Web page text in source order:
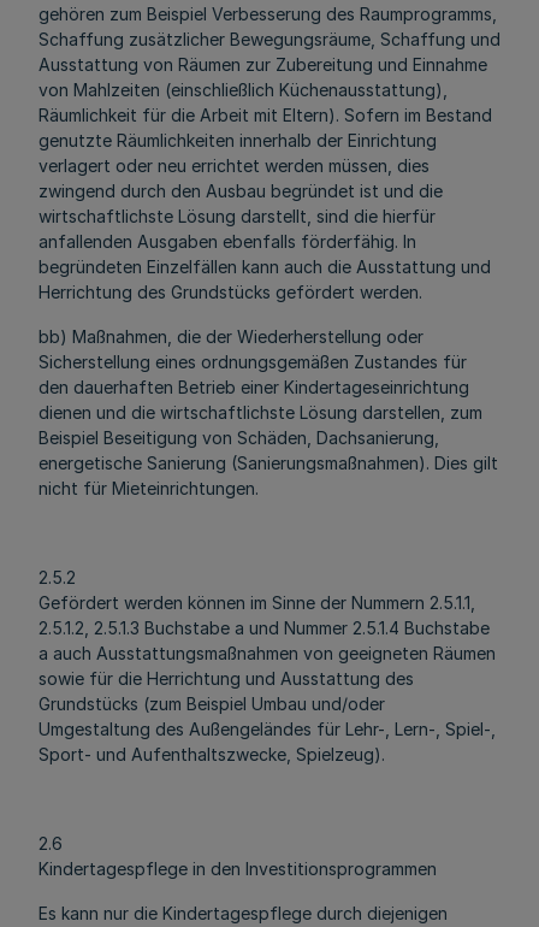
gehören zum Beispiel Verbesserung des Raumprogramms,
Schaffung zusätzlicher Bewegungsräume, Schaffung und
Ausstattung von Räumen zur Zubereitung und Einnahme
von Mahlzeiten (einschließlich Küchenausstattung),
Räumlichkeit für die Arbeit mit Eltern). Sofern im Bestand
genutzte Räumlichkeiten innerhalb der Einrichtung
verlagert oder neu errichtet werden müssen, dies
zwingend durch den Ausbau begründet ist und die
wirtschaftlichste Lösung darstellt, sind die hierfür
anfallenden Ausgaben ebenfalls förderfähig. In
begründeten Einzelfällen kann auch die Ausstattung und
Herrichtung des Grundstücks gefördert werden.
bb) Maßnahmen, die der Wiederherstellung oder
Sicherstellung eines ordnungsgemäßen Zustandes für
den dauerhaften Betrieb einer Kindertageseinrichtung
dienen und die wirtschaftlichste Lösung darstellen, zum
Beispiel Beseitigung von Schäden, Dachsanierung,
energetische Sanierung (Sanierungsmaßnahmen). Dies gilt
nicht für Mieteinrichtungen.
2.5.2
Gefördert werden können im Sinne der Nummern 2.5.1.1,
2.5.1.2, 2.5.1.3 Buchstabe a und Nummer 2.5.1.4 Buchstabe
a auch Ausstattungsmaßnahmen von geeigneten Räumen
sowie für die Herrichtung und Ausstattung des
Grundstücks (zum Beispiel Umbau und/oder
Umgestaltung des Außengeländes für Lehr-, Lern-, Spiel-,
Sport- und Aufenthaltszwecke, Spielzeug).
2.6
Kindertagespflege in den Investitionsprogrammen
Es kann nur die Kindertagespflege durch diejenigen